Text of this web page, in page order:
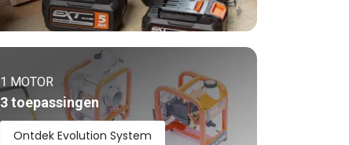
1 MOTOR
3 toepassingen
Ontdek Evolution System